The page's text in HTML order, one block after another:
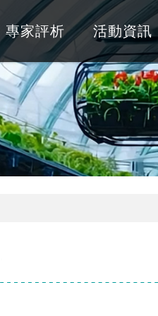
專家評析 活動資訊